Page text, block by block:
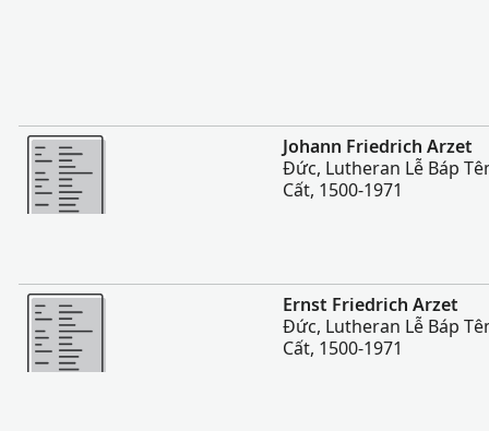
Sili atu
Johann Friedrich Arzet
Đức, Lutheran Lễ Báp
Cất, 1500-1971
Sili atu
Ernst Friedrich Arzet
Đức, Lutheran Lễ Báp
Cất, 1500-1971